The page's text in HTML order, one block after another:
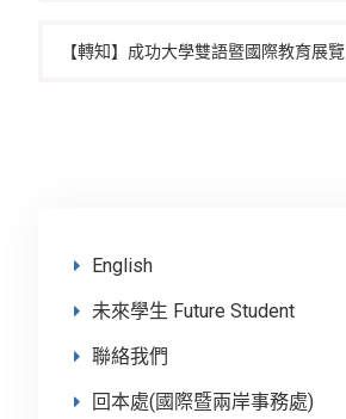
【轉知】成功大學雙語暨國際教育展覽
English
未來學生 Future Student
聯絡我們
回本處(國際暨兩岸事務處)